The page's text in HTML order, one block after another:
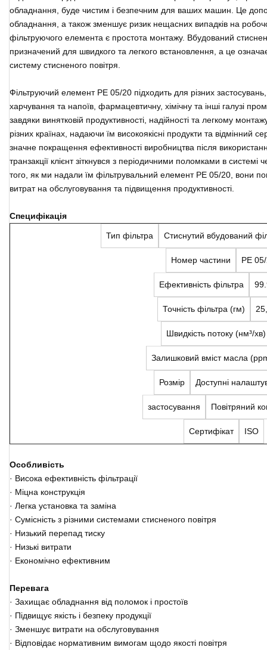
обладнання, буде чистим і безпечним для ваших машин. Це
обладнання, а також зменшує ризик нещасних випадків на
фільтруючого елемента є простота монтажу. Вбудований
призначений для швидкого та легкого встановлення, а це
систему стисненого повітря.
Фільтруючий елемент PE 05/20 підходить для різних
харчування та напоїв, фармацевтичну, хімічну та інші галузі
завдяки винятковій продуктивності, надійності та легкому
різних країнах, надаючи їм високоякісні продукти та відмінний
значне покращення ефективності виробництва після
транзакції клієнт зіткнувся з періодичними поломками в
того, як ми надали їм фільтрувальний елемент PE 05/20, вони
витрат на обслуговування та підвищення продуктивності.
Специфікація
Тип фільтра Стиснутий вбудований
Номер частини PE
Ефективність фільтра
Точність фільтра (гм)
Швидкість потоку (нм³/хв)
Залишковий вміст масла
Розмір Доступні
застосування Повітряний
Сертифікат ISO
Особливість
· Висока ефективність фільтрації
· Міцна конструкція
· Легка установка та заміна
· Сумісність з різними системами стисненого повітря
· Низький перепад тиску
· Низькі витрати
· Економічно ефективним
Перевага
· Захищає обладнання від поломок і простоїв
· Підвищує якість і безпеку продукції
· Зменшує витрати на обслуговування
· Відповідає нормативним вимогам щодо якості повітря